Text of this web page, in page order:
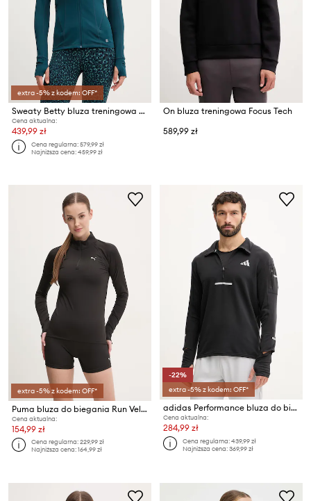
extra -5% z kodem: OFF*
Sweaty Betty bluza treningowa damska Pro Run
Cena aktualna:
439,99 zł
Cena regularna:579,99 zł
Najniższa cena:459,99 zł
On bluza treningowa Focus Tech
589,99 zł
extra -5% z kodem: OFF*
Puma bluza do biegania Run Velocity
Cena aktualna:
154,99 zł
Cena regularna:229,99 zł
Najniższa cena:164,99 zł
-22%
extra -5% z kodem: OFF*
adidas Performance bluza do biegania adi365
Cena aktualna:
284,99 zł
Cena regularna:439,99 zł
Najniższa cena:369,99 zł